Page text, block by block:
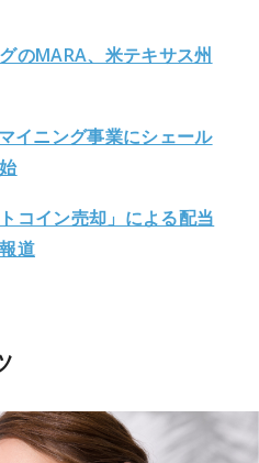
のMARA、米テキサス州
イニング事業にシェール
コイン売却」による配当
道